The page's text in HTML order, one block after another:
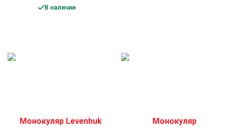
В наличии